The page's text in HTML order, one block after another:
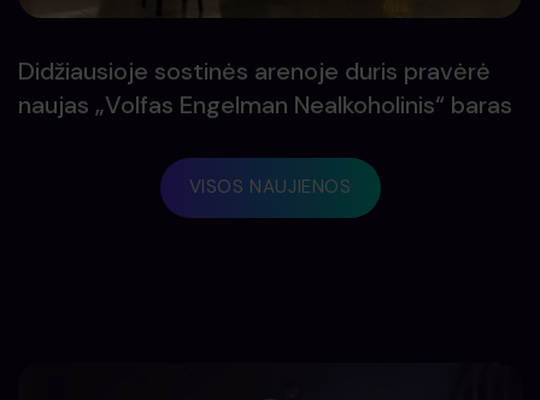
Didžiausioje sostinės arenoje duris pravėrė
naujas „Volfas Engelman Nealkoholinis“ baras
VISOS NAUJIENOS